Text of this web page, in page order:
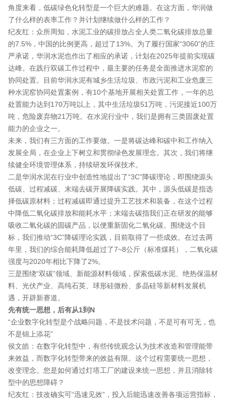
角度来看，低碳绿色化转型是一个巨大的难题。在这方面，华润做
了什么样的表率工作？并计划继续做什么样的工作？
纪友红：众所周知，水泥工业的碳排放占全人类二氧化碳排放总量
的7.5%，中国的比例更高，超过了13%。为了履行国家“3060”的庄
严承诺，华润水泥也作出了相应的承诺，计划在2025年提前实现碳
达峰。在践行双碳工作过程中，最主要的任务是全面推进水泥窑的
协同处置。目前华润水泥有城乡生活垃圾、市政污泥和工业危废三
种水泥窑协同处置案例，有10个基地开展相关处置工作，一年的总
处置能力达到170万吨以上，其中生活垃圾51万吨，污泥接近100万
吨，危险废弃物21万吨。在水泥行业中，我们是拥有三类固废处置
能力的企业之一。
未来，我们有三方面的工作要做。一是将碳达峰和碳中和工作纳入
发展全局，在企业上下树立和贯彻绿色发展理念。其次，我们将继
续健全环境管理体系，持续研发环保技术。
二是华润水泥在行业中创造性地提出了“3C”降碳理论，即围绕源头
低碳、过程减碳、末端去碳开展降碳实践。其中，源头低碳是指选
择低碳原材料；过程减碳即通过提升工艺技术和装备，在这个过程
中降低二氧化碳排放和能耗水平；末端去碳指我们正在研发的能够
吸收二氧化碳的固碳产品，以便重新固化二氧化碳。围绕这个目
标，我们推动“3C”降碳理论实践，目前取得了一些成效。在过去两
年里，我们的综合能耗降低超过了7~8公斤（标准煤耗），二氧化碳
强度与2020年相比下降了2%。
三是围绕“双碳”领域、新能源材料领域，探索低碳水泥、绝热保温材
料、光伏产业、高纯石英、球形硅微粉、多晶硅等新材料发展机
遇，开辟新赛道。
先有统一思想，后有从1到N
“企业数字化转型是个战略问题，不是技术问题，不是可有可无，也
不是锦上添花”
侯文皓：在数字化转型中，有些传统观念认为技术改造和管理能带
来效益，而数字化转型带来的效益有限。这个过程需要统一思想，
改变理念。您是如何通过灯塔工厂的建设来统一思想，并且消除转
型中的思想障碍？
纪友红：技改确实可“迅速见效”，投入后能迅速改善各项运营指标，